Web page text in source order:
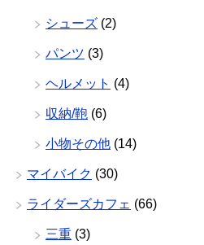
シューズ (2)
パンツ (3)
ヘルメット (4)
収納/鞄 (6)
小物その他 (14)
マイバイク (30)
ライダーズカフェ (66)
三重 (3)